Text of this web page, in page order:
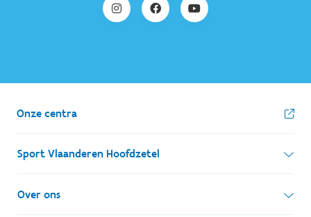
Onze centra
Sport Vlaanderen Hoofdzetel
Simon Bolivarlaan 17
Over ons